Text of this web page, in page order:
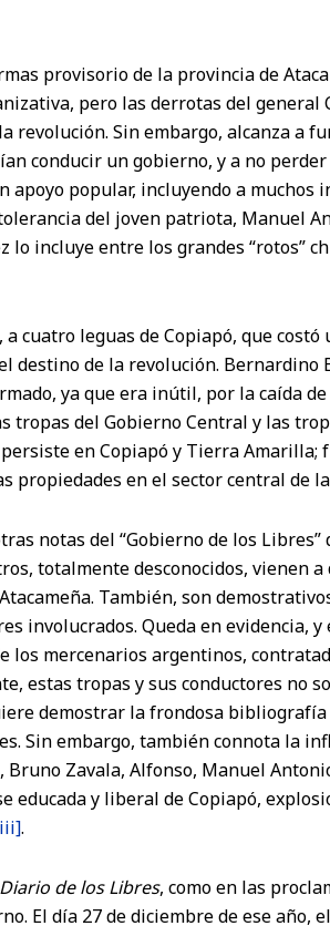
provisorio de la provincia de
pero las derrotas del general
revolución. Sin embargo, alcanza a
conducir un gobierno, y a no
apoyo popular, incluyendo a muchos
del joven patriota, Manuel
lo incluye entre los grandes “rotos”
cuatro leguas de Copiapó, que costó
destino de la revolución. Bernardino
ya que era inútil, por la caída
tropas del Gobierno Central y las
en Copiapó y Tierra Amarilla;
propiedades en el sector central de
notas del “Gobierno de los
totalmente desconocidos, vienen
También, son
involucrados. Queda en evidencia, y
los mercenarios argentinos,
estas tropas y sus conductores no
demostrar la frondosa
Sin embargo, también connota la
Zavala, Alfonso, Manuel
educada y liberal de Copiapó,
.
Diario de los Libres, como en las
El día 27 de diciembre de ese año,